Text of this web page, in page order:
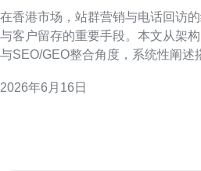
在香港市场，站群营销与电话回访
与客户留存的重要手段。本文从架
与SEO/GEO整合角度，系统性阐述
实现更高效的客户触达和数据闭环。 理解香港市场与
2026年6月16日